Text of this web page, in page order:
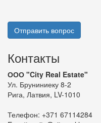
Отправить вопрос
Контакты
ООО "City Real Estate"
Ул. Бруниниеку 8-2
Рига, Латвия, LV-1010
Телефон: +371 67114284